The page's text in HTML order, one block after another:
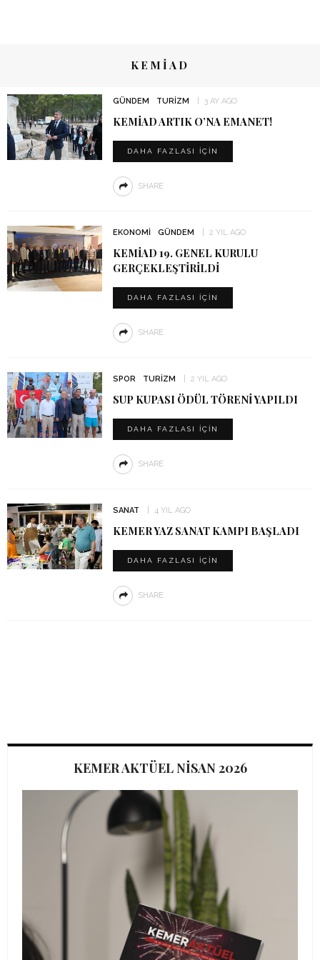
KEMİAD
GÜNDEM TURIZM 3 AY AGO
KEMİAD ARTIK O’NA EMANET!
DAHA FAZLASI IÇIN
SHARE
EKONOMI GÜNDEM 2 YIL AGO
KEMİAD 19. GENEL KURULU
GERÇEKLEŞTIRILDI
DAHA FAZLASI IÇIN
SHARE
SPOR TURIZM 2 YIL AGO
SUP KUPASI ÖDÜL TÖRENI YAPILDI
DAHA FAZLASI IÇIN
SHARE
SANAT 4 YIL AGO
KEMER YAZ SANAT KAMPI BAŞLADI
DAHA FAZLASI IÇIN
SHARE
KEMER AKTÜEL NİSAN 2026